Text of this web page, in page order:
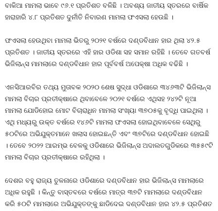
ବାକିଆ ମାମଲା ଭାବେ ୯୬.୧ ପ୍ରତିଶତ ବଳିଛି । ଅବଶ୍ୟ ଜାତୀୟ ସ୍ତରରେ ବାର୍ଷିକ
ହାରାହାରି ୪.୮ ପ୍ରତିଶତ ଦୁର୍ନୀତି ନିବାରଣ ମାମଲା ଫଏସଲା ହେଉଛି ।
ଫଏସଲା ହେଉଥିବା ମାମଲା ଭିତରୁ ୨୦୨୧ ବର୍ଷରେ ଦଣ୍ଡବିଧାନ ହାର ଥିଲା ୪୨.୫
ପ୍ରତିଶତ । ଜାତୀୟ ସ୍ତରରେ ଏହି ହାର ଓଡିଶା ସହ ସମାନ ରହିଛି । ତେବେ ଗତବର୍ଷ
ଭିଜିଲାନ୍ସ ମାମଲାରେ ଦଣ୍ଡବିଧାନ ହାର ପୂର୍ବବର୍ଷ ଅପେକ୍ଷା ଅଧିକ ବଢିଛି ।
ଏନସିଆରବିର ତଥ୍ୟ ମୁତାବକ ୨୦୨୦ ଶେଷ ସୁଦ୍ଧା ଓଡିଶାରେ ୩୪୬୩ଟି ଭିଜିଲାନ୍ସ
ମାମଲା ବିଚାର ପ୍ରତୀକ୍ଷାରେ ଥିବାବେଳେ ୨୦୨୧ ବର୍ଷରେ ଏଥିସହ ୨୪୨ଟି ନୂଆ
ମାମଲା ଯୋଡିହୋଇ ମୋଟ ବିଚାରାଧିନ ମାମଲା ସଂଖ୍ୟା ୩୭୦୫କୁ ବୃଦ୍ଧି ପାଇଥିଲା ।
ଏଥି ମଧ୍ୟରୁ ଉକ୍ତ ବର୍ଷରେ ୧୪୬ଟି ମାମଲା ଫଏସଲା ହୋଇଥିବାବେଳେ ସେଥିରୁ
୫୦ଟିରେ ଅଭିଯୁକ୍ତମାନେ ଖଲାସ ହୋଇଛନ୍ତି ଏବଂ ୩୭ଟିରେ ଦଣ୍ଡବିଧାନ ହୋଇଛି
। ତେବେ ୨୦୨୨ ଆରମ୍ଭ ବେଳକୁ ଓଡିଶାରେ ଭିଜିଲାନ୍ସ ଅଦାଲତଗୁଡିକରେ ୩୫୫୯ଟି
ମାମଲା ବିଚାର ପ୍ରତୀକ୍ଷାରେ ରହିଥିଲା ।
ଦେଶର ବହୁ ରାଜ୍ୟ ତୁଳନାରେ ଓଡିଶାରେ ଦଣ୍ଡବିଧାନ ହାର ଭିଜିଲାନ୍ସ ମାମଲାରେ
ଅଧିକ ରହୁଛି । କିନ୍ତୁ ବାସ୍ତବରେ ବର୍ଷରେ ମାତ୍ର ୩୭ଟି ମାମଲାରେ ଦଣ୍ଡବିଧାନ
କରି ୫୦ଟି ମାମଲାରେ ଅଭିଯୁକ୍ତଙ୍କୁ ଛାଡିଦେଇ ଦଣ୍ଡବିଧାନ ହାର ୪୨.୫ ପ୍ରତିଶତ